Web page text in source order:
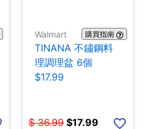
Walmart 購買指南
TINANA 不鏽鋼料
理調理盆 6個
$17.99
$ 36.99 $17.99